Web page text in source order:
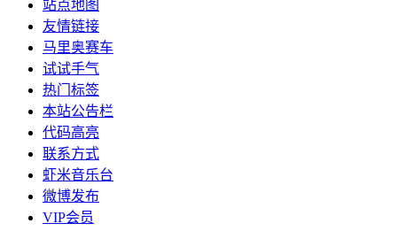
站点地图
友情链接
马里奥赛车
试试手气
热门标签
本站公告栏
代码高亮
联系方式
虾米音乐台
微博发布
VIP会员